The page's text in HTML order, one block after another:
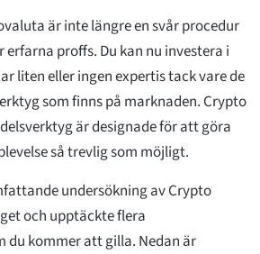
är inte längre en svår procedur
erfarna proffs. Du kan nu investera i
liten eller ingen expertis tack vare de
som finns på marknaden. Crypto
är designade för att göra
så trevlig som möjligt.
undersökning av Crypto
och upptäckte flera
du kommer att gilla. Nedan är